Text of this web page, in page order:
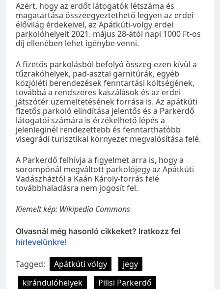
Azért, hogy az erdőt látogatók létszáma és
magatartása összeegyeztethető legyen az erdei
élővilág érdekeivel, az Apátkúti-völgy erdei
parkolóhelyeit 2021. május 28-ától napi 1000 Ft-os
díj ellenében lehet igénybe venni.
A fizetős parkolásból befolyó összeg ezen kívül a
tűzrakóhelyek, pad-asztal garnitúrák, egyéb
közjóléti berendezések fenntartási költségének,
továbbá a rendszeres kaszálások és az erdei
játszótér üzemeltetésének forrása is. Az apátkúti
fizetős parkoló elindítása jelentős és a Parkerdő
látogatói számára is érzékelhető lépés a
jelenleginél rendezettebb és fenntarthatóbb
visegrádi turisztikai környezet megvalósítása felé.
A Parkerdő felhívja a figyelmet arra is, hogy a
sorompónál megváltott parkolójegy az Apátkúti
Vadászháztól a Kaán Károly-forrás felé
továbbhaladásra nem jogosít fel.
Kiemelt kép: Wikipedia Commons
Olvasnál még hasonló cikkeket? Iratkozz fel
hírlevelünkre!
Tagged: Apátkúti völgy
jegy
kirándulóhelyek
Pilisi Parkerdő